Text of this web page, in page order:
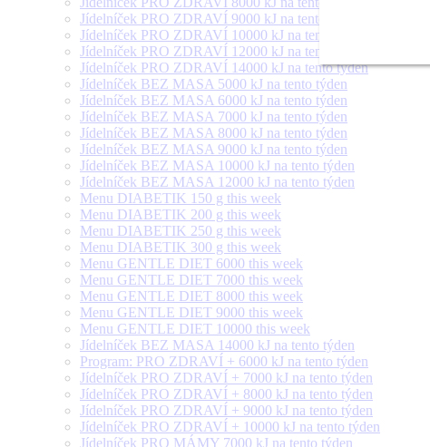
Jídelníček PRO ZDRAVÍ 9000 kJ na tento týden
Jídelníček PRO ZDRAVÍ 10000 kJ na tento týden
Jídelníček PRO ZDRAVÍ 12000 kJ na tento týden
Jídelníček PRO ZDRAVÍ 14000 kJ na tento týden
Jídelníček BEZ MASA 5000 kJ na tento týden
Jídelníček BEZ MASA 6000 kJ na tento týden
Jídelníček BEZ MASA 7000 kJ na tento týden
Jídelníček BEZ MASA 8000 kJ na tento týden
Jídelníček BEZ MASA 9000 kJ na tento týden
Jídelníček BEZ MASA 10000 kJ na tento týden
Jídelníček BEZ MASA 12000 kJ na tento týden
Menu DIABETIK 150 g this week
Menu DIABETIK 200 g this week
Menu DIABETIK 250 g this week
Menu DIABETIK 300 g this week
Menu GENTLE DIET 6000 this week
Menu GENTLE DIET 7000 this week
Menu GENTLE DIET 8000 this week
Menu GENTLE DIET 9000 this week
Menu GENTLE DIET 10000 this week
Jídelníček BEZ MASA 14000 kJ na tento týden
Program: PRO ZDRAVÍ + 6000 kJ na tento týden
Jídelníček PRO ZDRAVÍ + 7000 kJ na tento týden
Jídelníček PRO ZDRAVÍ + 8000 kJ na tento týden
Jídelníček PRO ZDRAVÍ + 9000 kJ na tento týden
Jídelníček PRO ZDRAVÍ + 10000 kJ na tento týden
Jídelníček PRO MÁMY 7000 kJ na tento týden